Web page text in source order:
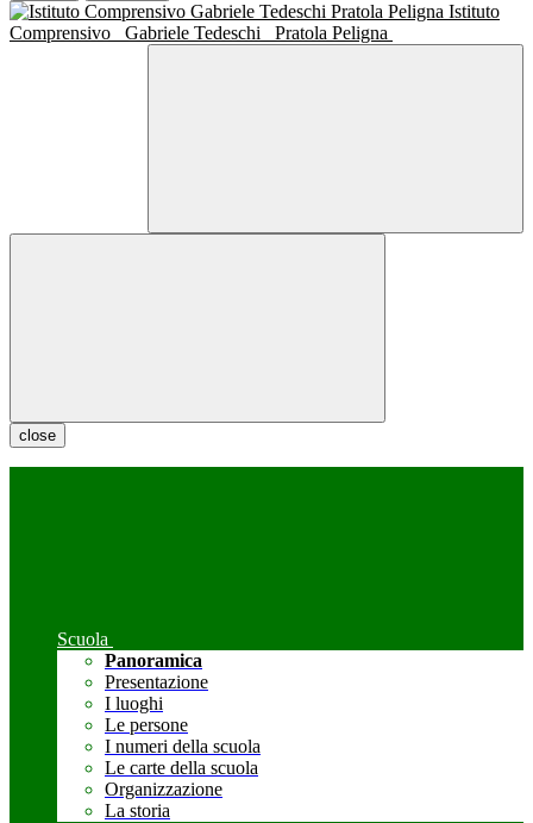
Istituto
Comprensivo
Gabriele Tedeschi Pratola Peligna
close
Scuola
Panoramica
Presentazione
I luoghi
Le persone
I numeri della scuola
Le carte della scuola
Organizzazione
La storia